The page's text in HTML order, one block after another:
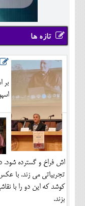
تازه ها
بر
اش فراخ و گسترده
تجربیاتی می زند. با
کوشد که این دو را با
بزند.